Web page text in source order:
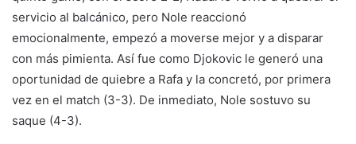
servicio al balcánico, pero Nole reaccionó
emocionalmente, empezó a moverse mejor y a disparar
con más pimienta. Así fue como Djokovic le generó una
oportunidad de quiebre a Rafa y la concretó, por primera
vez en el match (3-3). De inmediato, Nole sostuvo su
saque (4-3).